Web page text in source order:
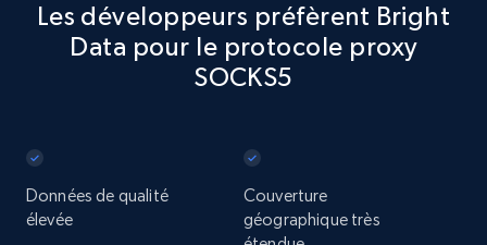
Les développeurs préfèrent Bright
Data pour le protocole proxy
SOCKS5
Données de qualité
élevée
Couverture
géographique très